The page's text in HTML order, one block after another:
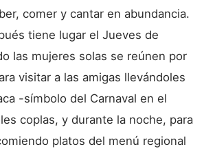
comer y cantar en abundancia.
tiene lugar el Jueves de
las mujeres solas se reúnen por
visitar a las amigas llevándoles
-símbolo del Carnaval en el
coplas, y durante la noche, para
platos del menú regional